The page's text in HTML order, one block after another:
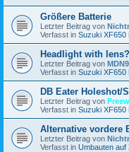
Größere Batterie
Letzter Beitrag von
Verfasst in Suzuki XF650
Headlight with
Letzter Beitrag von
Verfasst in Suzuki XF650
DB Eater Holeshot/
Letzter Beitrag von
Verfasst in Suzuki XF650
Alternative vordere
Letzter Beitrag von
Verfasst in Umbauten auf